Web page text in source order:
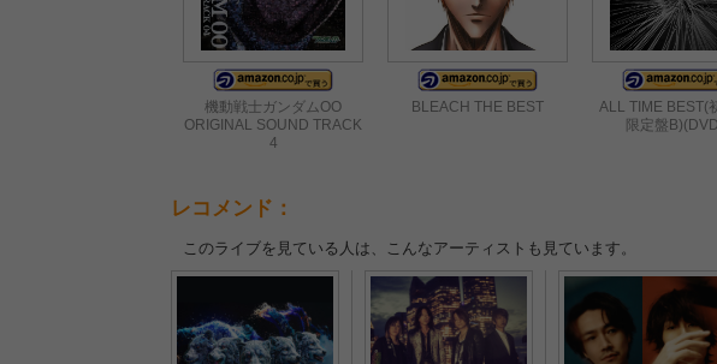
機動戦士ガンダムOO
ORIGINAL SOUND TRACK
4
BLEACH THE BEST
ALL TIME BEST(
限定盤
レコメンド：
このライブを見ている人は、こんなアーティストも見ています。